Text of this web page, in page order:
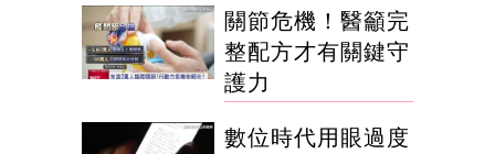
關節危機！醫籲完
整配方才有關鍵守
護力
數位時代用眼過度